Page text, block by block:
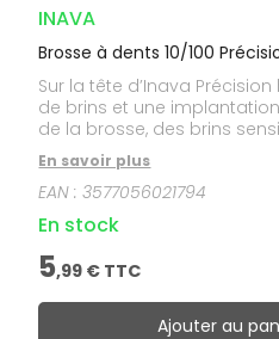
INAVA
Brosse à dents 10/100
Sur la tête d’Inava
de brins et une
de la brosse, des brins
(1/100° de millimètre à leur
brins 10/100° de millimètre,
aux ions d'argent qui
bactérienne. Les gencives
respectées tandis que le
nettoie même les zones les
Pour un résultat de
retrait de plaque dentaire
brosse à dents souple
En savoir plus
EAN :3577056021794
En stock
5,99 € TTC
Ajouter au